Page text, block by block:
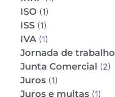
ISO (1)
ISS (1)
IVA(1)
Jornada de trabalho
Junta Comercial (2)
Juros (1)
Juros e multas (1)